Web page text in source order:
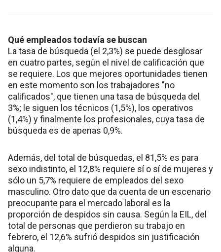
Qué empleados todavía se buscan
La tasa de búsqueda (el 2,3%) se puede desglosar
en cuatro partes, según el nivel de calificación que
se requiere. Los que mejores oportunidades tienen
en este momento son los trabajadores "no
calificados", que tienen una tasa de búsqueda del
3%; le siguen los técnicos (1,5%), los operativos
(1,4%) y finalmente los profesionales, cuya tasa de
búsqueda es de apenas 0,9%.
Además, del total de búsquedas, el 81,5% es para
sexo indistinto, el 12,8% requiere sí o sí de mujeres y
sólo un 5,7% requiere de empleados del sexo
masculino. Otro dato que da cuenta de un escenario
preocupante para el mercado laboral es la
proporción de despidos sin causa. Según la EIL, del
total de personas que perdieron su trabajo en
febrero, el 12,6% sufrió despidos sin justificación
alguna.